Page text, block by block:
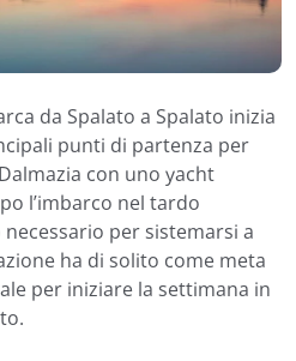
da Spalato a Spalato inizia
punti di partenza per
con uno yacht
l’imbarco nel tardo
per sistemarsi a
ha di solito come meta
per iniziare la settimana in